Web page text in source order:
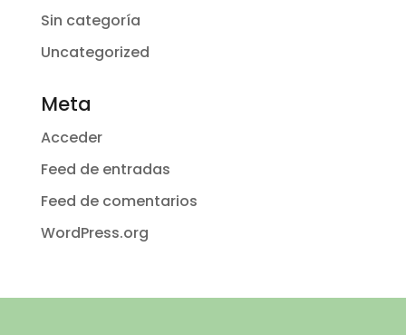
Sin categoría
Uncategorized
Meta
Acceder
Feed de entradas
Feed de comentarios
WordPress.org